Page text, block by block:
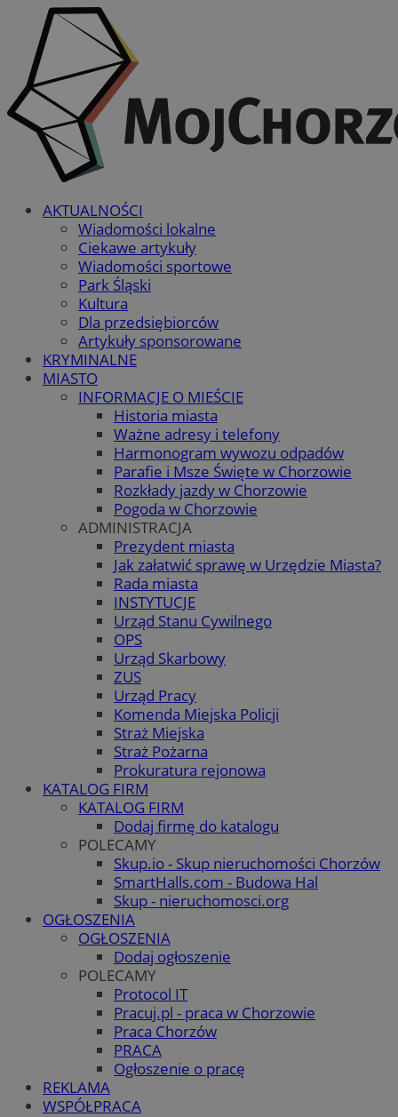
AKTUALNOŚCI
Wiadomości lokalne
Ciekawe artykuły
Wiadomości sportowe
Park Śląski
Kultura
Dla przedsiębiorców
Artykuły sponsorowane
KRYMINALNE
MIASTO
INFORMACJE O MIEŚCIE
Historia miasta
Ważne adresy i telefony
Harmonogram wywozu odpadów
Parafie i Msze Święte w Chorzowie
Rozkłady jazdy w Chorzowie
Pogoda w Chorzowie
ADMINISTRACJA
Prezydent miasta
Jak załatwić sprawę w Urzędzie Miasta?
Rada miasta
INSTYTUCJE
Urząd Stanu Cywilnego
OPS
Urząd Skarbowy
ZUS
Urząd Pracy
Komenda Miejska Policji
Straż Miejska
Straż Pożarna
Prokuratura rejonowa
KATALOG FIRM
KATALOG FIRM
Dodaj firmę do katalogu
POLECAMY
Skup.io - Skup nieruchomości Chorzów
SmartHalls.com - Budowa Hal
Skup - nieruchomosci.org
OGŁOSZENIA
OGŁOSZENIA
Dodaj ogłoszenie
POLECAMY
Protocol IT
Pracuj.pl - praca w Chorzowie
Praca Chorzów
PRACA
Ogłoszenie o pracę
REKLAMA
WSPÓŁPRACA